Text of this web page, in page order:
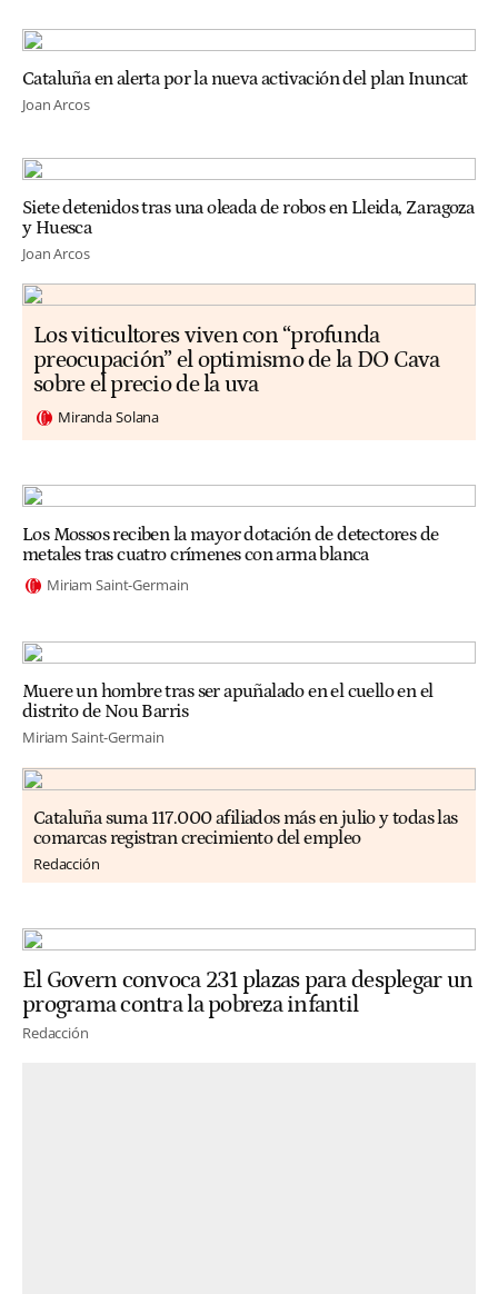
Cataluña en alerta por la nueva activación del plan Inuncat
Joan Arcos
Siete detenidos tras una oleada de robos en Lleida, Zaragoza
y Huesca
Joan Arcos
Los viticultores viven con “profunda
preocupación” el optimismo de la DO Cava
sobre el precio de la uva
Miranda Solana
Los Mossos reciben la mayor dotación de detectores de
metales tras cuatro crímenes con arma blanca
Miriam Saint-Germain
Muere un hombre tras ser apuñalado en el cuello en el
distrito de Nou Barris
Miriam Saint-Germain
Cataluña suma 117.000 afiliados más en julio y todas las
comarcas registran crecimiento del empleo
Redacción
El Govern convoca 231 plazas para desplegar un
programa contra la pobreza infantil
Redacción